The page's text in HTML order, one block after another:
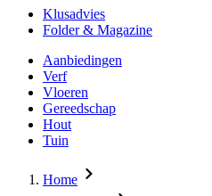
Klusadvies
Folder & Magazine
Aanbiedingen
Verf
Vloeren
Gereedschap
Hout
Tuin
Home